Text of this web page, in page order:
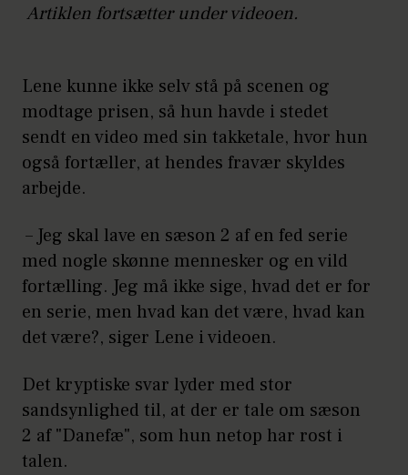
Artiklen fortsætter under videoen.
Lene kunne ikke selv stå på scenen og
modtage prisen, så hun havde i stedet
sendt en video med sin takketale, hvor hun
også fortæller, at hendes fravær skyldes
arbejde.
– Jeg skal lave en sæson 2 af en fed serie
med nogle skønne mennesker og en vild
fortælling. Jeg må ikke sige, hvad det er for
en serie, men hvad kan det være, hvad kan
det være?, siger Lene i videoen.
Det kryptiske svar lyder med stor
sandsynlighed til, at der er tale om sæson
2 af "Danefæ", som hun netop har rost i
talen.